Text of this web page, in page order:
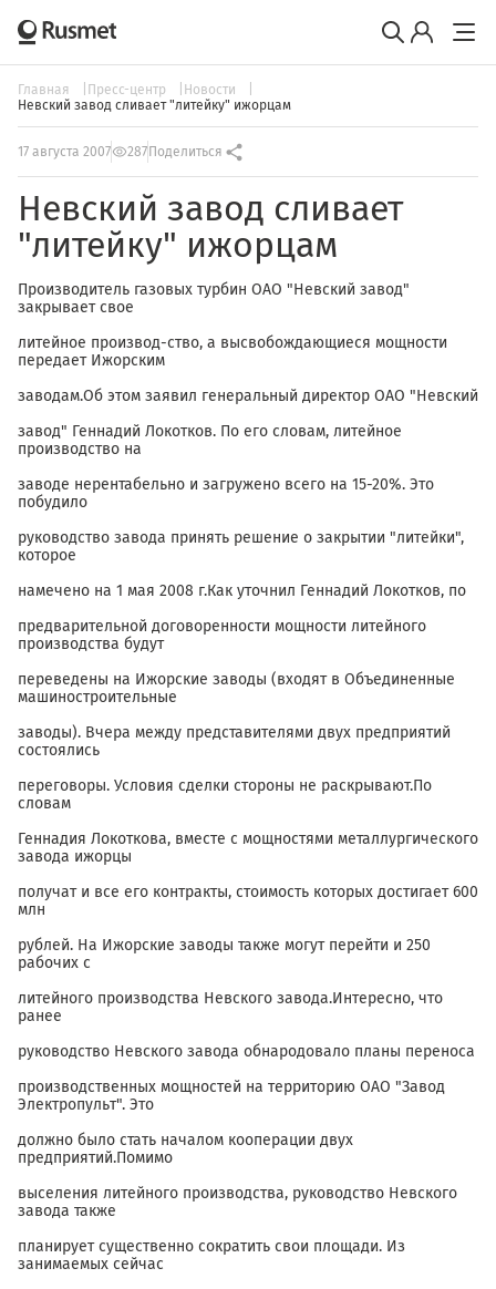
Главная Пресс-центр
Новости
Невский завод сливает "литейку" ижорцам
17 августа 2007 287 Поделиться
Невский завод сливает
"литейку" ижорцам
Производитель газовых турбин ОАО "Невский завод"
закрывает свое
литейное производ-ство, а высвобождающиеся мощности
передает Ижорским
заводам.Об этом заявил генеральный директор ОАО "Невский
завод" Геннадий Локотков. По его словам, литейное
производство на
заводе нерентабельно и загружено всего на 15-20%. Это
побудило
руководство завода принять решение о закрытии "литейки",
которое
намечено на 1 мая 2008 г.Как уточнил Геннадий Локотков, по
предварительной договоренности мощности литейного
производства будут
переведены на Ижорские заводы (входят в Объединенные
машиностроительные
заводы). Вчера между представителями двух предприятий
состоялись
переговоры. Условия сделки стороны не раскрывают.По
словам
Геннадия Локоткова, вместе с мощностями металлургического
завода ижорцы
получат и все его контракты, стоимость которых достигает 600
млн
рублей. На Ижорские заводы также могут перейти и 250
рабочих с
литейного производства Невского завода.Интересно, что
ранее
руководство Невского завода обнародовало планы переноса
производственных мощностей на территорию ОАО "Завод
Электропульт". Это
должно было стать началом кооперации двух
предприятий.Помимо
выселения литейного производства, руководство Невского
завода также
планирует существенно сократить свои площади. Из
занимаемых сейчас